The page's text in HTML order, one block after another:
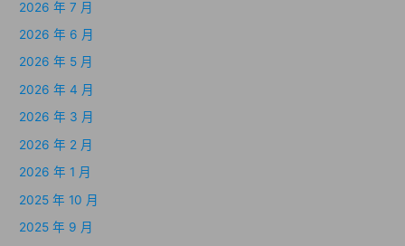
2026 年 7 月
2026 年 6 月
2026 年 5 月
2026 年 4 月
2026 年 3 月
2026 年 2 月
2026 年 1 月
2025 年 10 月
2025 年 9 月